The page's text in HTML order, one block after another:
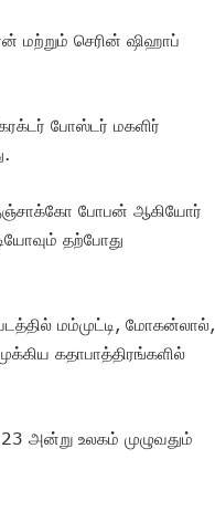
மற்றும் செரின் ஷிஹாப்
போஸ்டர் மகளிர்
போபன் ஆகியோர்
தற்போது
மம்முட்டி, மோகன்லால்,
கதாபாத்திரங்களில்
அன்று உலகம் முழுவதும்